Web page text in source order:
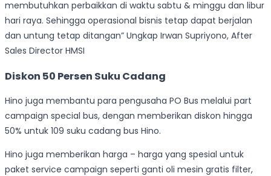
membutuhkan perbaikkan di waktu sabtu & minggu dan libur
hari raya. Sehingga operasional bisnis tetap dapat berjalan
dan untung tetap ditangan” Ungkap Irwan Supriyono, After
Sales Director HMSI
Diskon 50 Persen Suku Cadang
Hino juga membantu para pengusaha PO Bus melalui part
campaign special bus, dengan memberikan diskon hingga
50% untuk 109 suku cadang bus Hino.
Hino juga memberikan harga – harga yang spesial untuk
paket service campaign seperti ganti oli mesin gratis filter,